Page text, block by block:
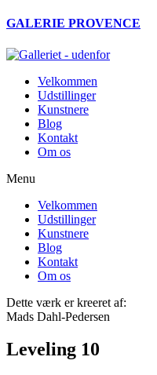
Videre
indhold
GALERIE PROVENCE
Velkommen
Udstillinger
Kunstnere
Blog
Kontakt
Om os
Menu
Velkommen
Udstillinger
Kunstnere
Blog
Kontakt
Om os
Dette værk er kreeret af:
Mads Dahl-Pedersen
Leveling 10